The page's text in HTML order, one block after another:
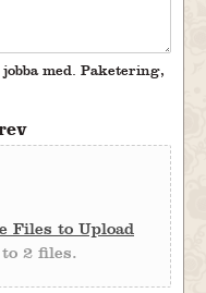
med. Paketering,
Files to Upload
2 files.